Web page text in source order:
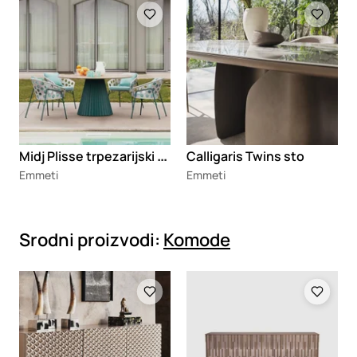
M
idj Plisse trpezarijski sto
Emmeti
Calligaris Twins sto
Emmeti
Srodni proizvodi: Komode
Loading